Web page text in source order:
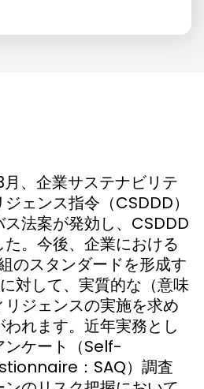
、企業サステナビリテ
ェンス指令（CSDDD）
法案が発効し、CSDDD
。今後、企業における
のスタンダードを形成す
対して、実質的な（意味
ジェンスの実施を求め
れます。近年実務とし
ンケート（Self-
：SAQ）調査